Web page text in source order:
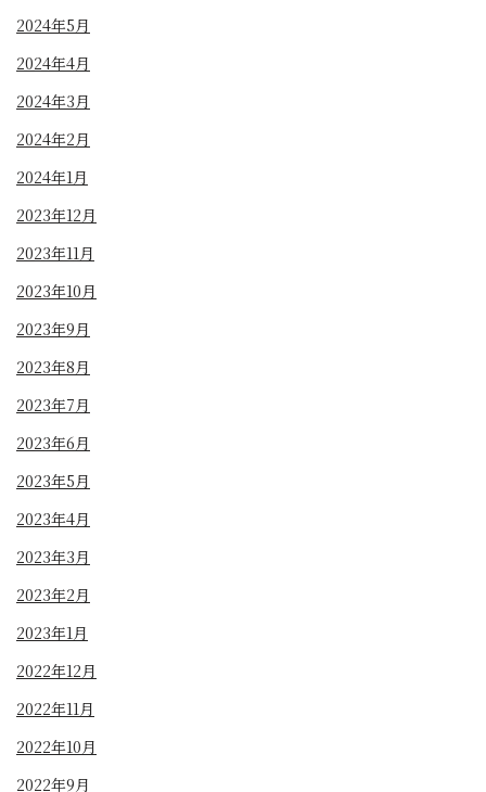
2024年5月
2024年4月
2024年3月
2024年2月
2024年1月
2023年12月
2023年11月
2023年10月
2023年9月
2023年8月
2023年7月
2023年6月
2023年5月
2023年4月
2023年3月
2023年2月
2023年1月
2022年12月
2022年11月
2022年10月
2022年9月